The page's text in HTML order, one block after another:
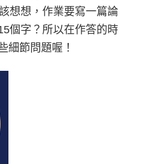
想想，作業要寫一篇論
個字？所以在作答的時
細節問題喔！